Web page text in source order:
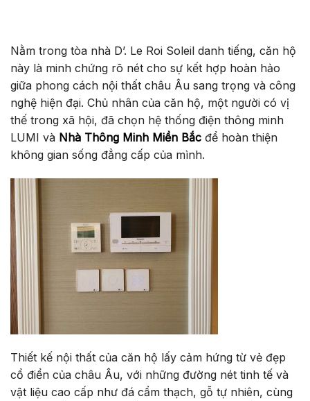
Nằm trong tòa nhà D’. Le Roi Soleil danh tiếng, căn hộ
này là minh chứng rõ nét cho sự kết hợp hoàn hảo
giữa phong cách nội thất châu Âu sang trọng và công
nghệ hiện đại. Chủ nhân của căn hộ, một người có vị
thế trong xã hội, đã chọn hệ thống điện thông minh
LUMI và Nhà Thông Minh Miền Bắc để hoàn thiện
không gian sống đẳng cấp của mình.
Thiết kế nội thất của căn hộ lấy cảm hứng từ vẻ đẹp
cổ điển của châu Âu, với những đường nét tinh tế và
vật liệu cao cấp như đá cẩm thạch, gỗ tự nhiên, cùng